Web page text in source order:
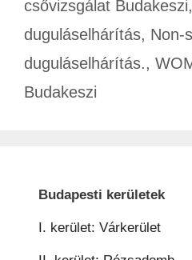
csővizsgálat Budakeszi,
duguláselhárítás, Non-
duguláselhárítás.,
Budakeszi
Budapesti kerületek
I. kerület: Várkerület